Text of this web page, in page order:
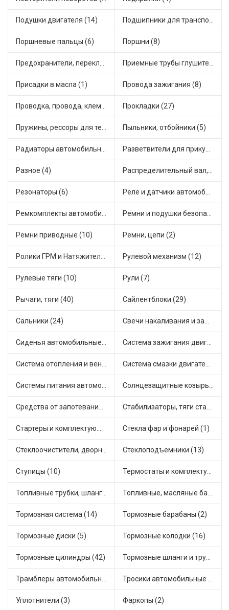
Подушки двигателя (14) Подшипники для транспорта (43)
Поршневые пальцы (6) Поршни (8)
Предохранители, переключатели, кнопки автомобильные (13) Приемные трубы глушителя (4)
Присадки в масла (1) Провода зажигания (8)
Проводка, провода, клеммы и разъемы (15) Прокладки (27)
Пружины, рессоры для техники (28) Пыльники, отбойники (5)
Радиаторы автомобильные (4) Разветвители для прикуривателя (3)
Разное (4) Распределительный вал, шестерни распределительного (5)
Резонаторы (6) Реле и датчики автомобильные (49)
Ремкомплекты автомобильные (58) Ремни и подушки безопасности (9)
Ремни приводные (10) Ремни, цепи (2)
Ролики ГРМ и Натяжители (11) Рулевой механизм (12)
Рулевые тяги (10) Рули (7)
Рычаги, тяги (40) Сайлентблоки (29)
Сальники (24) Свечи накаливания и зажигания (30)
Сиденья автомобильные (1) Система зажигания двигателя (2)
Система отопления и вентиляции (9) Система смазки двигателя (15)
Системы питания автомобиля (18) Солнцезащитные козырьки для салона автомобиля (1)
Средства от запотевания и размораживатели стекла (1) Стабилизаторы, тяги стабилизатора, стойки стабилиз (3)
Стартеры и комплектующие (38) Стекла фар и фонарей (1)
Стеклоочистители, дворники (1) Стеклоподъемники (13)
Ступицы (10) Термостаты и комплектующие системы охлаждения (46)
Топливные трубки, шланги, магистрали и рампы (2) Топливные, масляные баки (1)
Тормозная система (14) Тормозные барабаны (2)
Тормозные диски (5) Тормозные колодки (16)
Тормозные цилиндры (42) Тормозные шланги и трубки (5)
Трамблеры автомобильные (30) Тросики автомобильные (16)
Уплотнители (3) Фаркопы (2)